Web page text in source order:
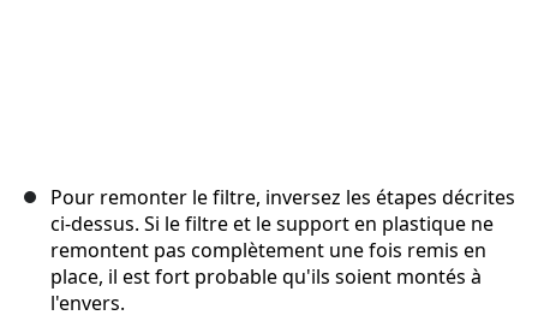
Pour remonter le filtre, inversez les étapes décrites
ci-dessus. Si le filtre et le support en plastique ne
remontent pas complètement une fois remis en
place, il est fort probable qu'ils soient montés à
l'envers.